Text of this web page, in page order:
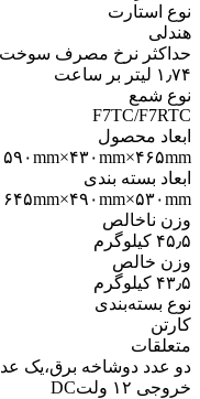
نوع استارت
هندلی
حداکثر نرخ مصرف سوخت
۱٫۷۴ لیتر بر ساعت
نوع شمع
F7TC/F7RTC
ابعاد محصول
۵۹۰mm×۴۳۰mm×۴۶۵mm
ابعاد بسته بندی
۶۴۵mm×۴۹۰mm×۵۳۰mm
وزن ناخالص
۴۵٫۵ کیلوگرم
وزن خالص
۴۳٫۵ کیلوگرم
نوع بسته‌بندی
کارتن
متعلقات
دو عدد دوشاخه برق،یک
خروجی ۱۲ ولتDC